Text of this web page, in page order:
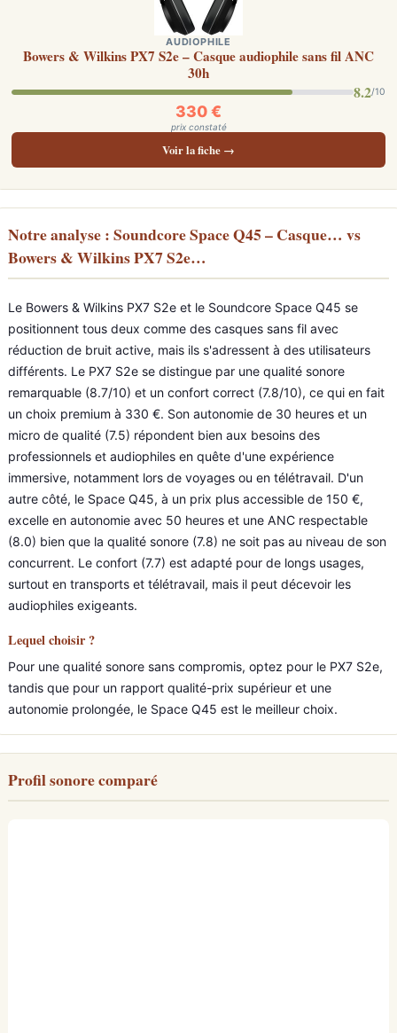
AUDIOPHILE
Bowers & Wilkins PX7 S2e – Casque audiophile sans fil ANC
30h
8.2/10
330 €
prix constaté
Voir la fiche →
Notre analyse : Soundcore Space Q45 – Casque… vs
Bowers & Wilkins PX7 S2e…
Le Bowers & Wilkins PX7 S2e et le Soundcore Space Q45 se
positionnent tous deux comme des casques sans fil avec
réduction de bruit active, mais ils s'adressent à des utilisateurs
différents. Le PX7 S2e se distingue par une qualité sonore
remarquable (8.7/10) et un confort correct (7.8/10), ce qui en fait
un choix premium à 330 €. Son autonomie de 30 heures et un
micro de qualité (7.5) répondent bien aux besoins des
professionnels et audiophiles en quête d'une expérience
immersive, notamment lors de voyages ou en télétravail. D'un
autre côté, le Space Q45, à un prix plus accessible de 150 €,
excelle en autonomie avec 50 heures et une ANC respectable
(8.0) bien que la qualité sonore (7.8) ne soit pas au niveau de son
concurrent. Le confort (7.7) est adapté pour de longs usages,
surtout en transports et télétravail, mais il peut décevoir les
audiophiles exigeants.
Lequel choisir ?
Pour une qualité sonore sans compromis, optez pour le PX7 S2e,
tandis que pour un rapport qualité-prix supérieur et une
autonomie prolongée, le Space Q45 est le meilleur choix.
Profil sonore comparé